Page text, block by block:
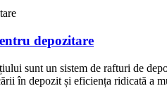
depozitare
sunt un sistem de rafturi de
în depozit și eficiența ridicată a